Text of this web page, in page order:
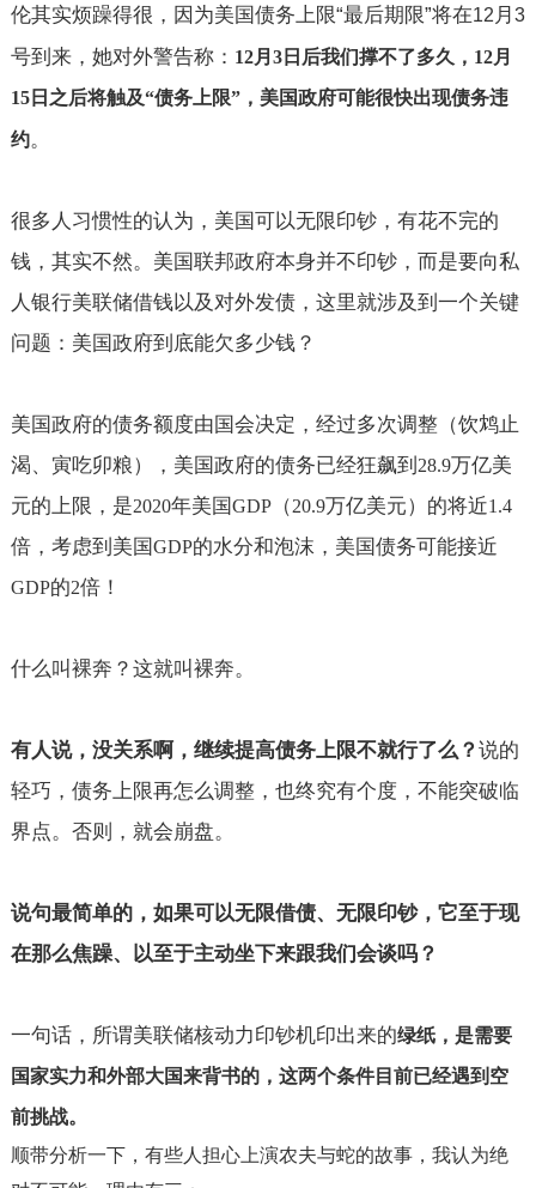
伦其实烦躁得很，因为美国债务上限“最后期限”将在12 月3
号到来，她对外警告称： 12月 3日后我们撑不了多久， 12月
15日之后将触及“债务上限”，美国政府可能很快出现债务违
约。
很多人习惯性的认为，美国可以无限印钞，有花不完的
钱，其实不然。美国联邦政府本身并不印钞，而是要向私
人银行美联储借钱以及对外发债，这里就涉及到一个关键
问题：美国政府到底能欠多少钱？
美国政府的债务额度由国会决定，经过多次调整（饮鸩止
渴、寅吃卯粮），美国政府的债务已经狂飙到 28.9万亿美
元的上限，是2020年美国GDP（20.9万亿美元）的将近1.4
倍，考虑到美国GDP的水分和泡沫，美国债务可能接近
GDP的2倍！
什么叫裸奔？这就叫裸奔。
有人说，没关系啊，继续提高债务上限不就行了么？ 说的
轻巧，债务上限再怎么调整，也终究有个度，不能突破临
界点。否则，就会崩盘。
说句最简单的，如果可以无限借债、无限印钞，它至于现
在那么焦躁、以至于主动坐下来跟我们会谈吗？
一句话，所谓美联储核动力印钞机印出来的绿纸，是需要
国家实力和外部大国来背书的，这两个条件目前已经遇到空
前挑战。
顺带分析一下，有些人担心上演农夫与蛇的故事，我认为绝